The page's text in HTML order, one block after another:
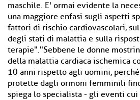
maschile. E' ormai evidente la
una maggiore enfasi sugli aspetti
fattori di rischio cardiovascolari,
degli stati di malattia e sulla
terapie"."Sebbene le donne
della malattia cardiaca ischemica
10 anni rispetto agli uomini,
protette dagli ormoni femminili
spiega lo specialista - gli eventi